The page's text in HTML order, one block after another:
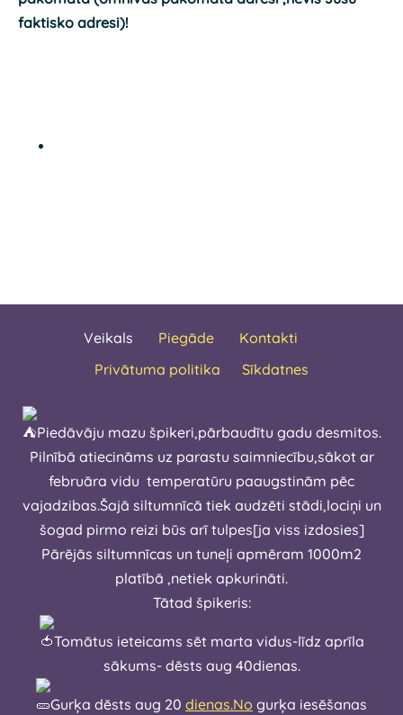
faktisko adresi)!
Veikals Piegāde
Kontakti
Privātuma politika
Sīkdatnes
Piedāvāju mazu špikeri,pārbaudītu gadu desmitos.
Pilnībā atiecināms uz parastu saimniecību,sākot ar
februāra vidu temperatūru paaugstinām pēc
vajadzibas.Šajā siltumnīcā tiek audzēti stādi,lociņi un
šogad pirmo reizi būs arī tulpes[ja viss izdosies]
Pārējās siltumnīcas un tuneļi apmēram 1000m2
platībā ,netiek apkurināti.
Tātad špikeris:
Tomātus ieteicams sēt marta vidus-līdz aprīla
sākums- dēsts aug 40dienas.
Gurķa dēsts aug 20 dienas.No gurķa iesēšanas